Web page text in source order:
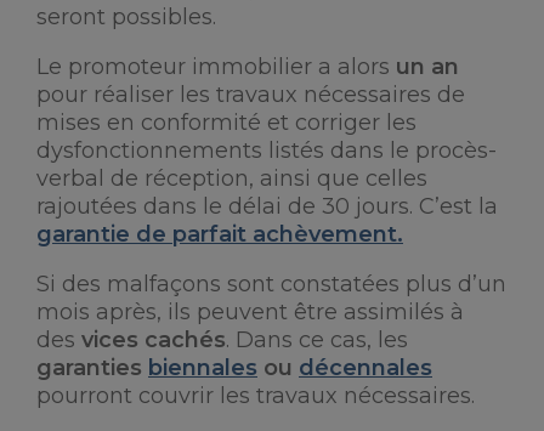
seront possibles.
Le promoteur immobilier a alors un an
pour réaliser les travaux nécessaires de
mises en conformité et corriger les
dysfonctionnements listés dans le procès-
verbal de réception, ainsi que celles
rajoutées dans le délai de 30 jours. C’est la
garantie de parfait achèvement.
Si des malfaçons sont constatées plus d’un
mois après, ils peuvent être assimilés à
des vices cachés. Dans ce cas, les
garanties biennales ou décennales
pourront couvrir les travaux nécessaires.